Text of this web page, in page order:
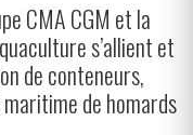
CMA CGM et la
s’allient et
de conteneurs,
de homards